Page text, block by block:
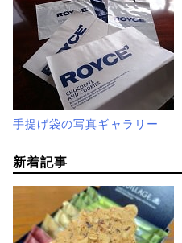
手提げ袋の写真ギャラリー
新着記事